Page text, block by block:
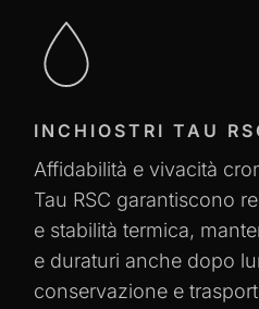
INCHIOSTRI TAU
Affidabilità e vivacità
Tau RSC garantiscono
e stabilità termica,
e duraturi anche dopo
conservazione e